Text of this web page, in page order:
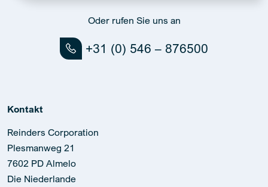
Oder rufen Sie uns an
+31 (0) 546 – 876500
Kontakt
Reinders Corporation
Plesmanweg 21
7602 PD Almelo
Die Niederlande